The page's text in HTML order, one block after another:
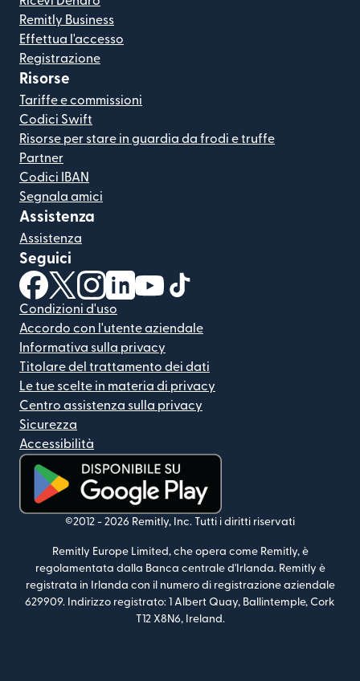
Remitly Business
Effettua l'accesso
Registrazione
Risorse
Tariffe e commissioni
Codici Swift
Risorse per stare in guardia da frodi e truffe
Partner
Codici IBAN
Segnala amici
Assistenza
Assistenza
Seguici
(si apre in una nuova finestra)
(si apre in una nuova finestra)
(si apre in una nuova finestra)
(si apre in una nuova finestra)
(si apre in una nuova finestra)
Condizioni d'uso
Accordo con l'utente aziendale
Informativa sulla privacy
Titolare del trattamento dei dati
Le tue scelte in materia di privacy
Centro assistenza sulla privacy
Sicurezza
Accessibilità
(si apre in una nuova finestra)
©2012 - 2026 Remitly, Inc. Tutti i diritti riservati
Remitly Europe Limited, che opera come Remitly, è
regolamentata dalla Banca centrale d'Irlanda. Remitly è
registrata in Irlanda con il numero di registrazione aziendale
629909. Indirizzo registrato: 1 Albert Quay, Ballintemple, Cork
T12 X8N6, Ireland.